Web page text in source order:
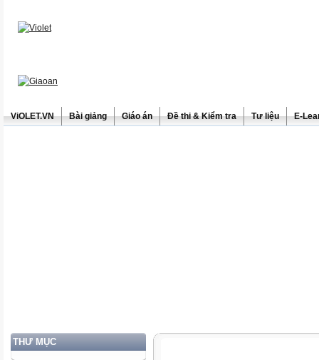
ViOLET.VN Bài giảng Giáo án Đề thi & Kiểm tra Tư liệu E-
THƯ MỤC